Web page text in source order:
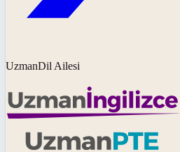
UzmanDil Ailesi